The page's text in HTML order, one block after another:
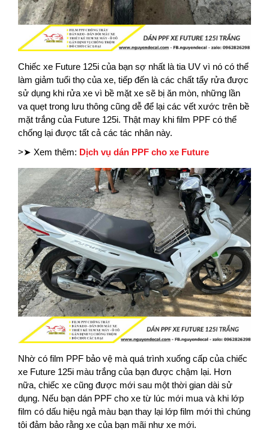
Chiếc xe Future 125i của bạn sợ nhất là tia UV vì nó có thể
làm giảm tuổi thọ của xe, tiếp đến là các chất tẩy rửa được
sử dụng khi rửa xe vì bề mặt xe sẽ bị ăn mòn, những lần
va quẹt trong lưu thông cũng dễ để lại các vết xước trên bề
mặt trắng của Future 125i. Thật may khi film PPF có thể
chống lại được tất cả các tác nhân này.
>➤ Xem thêm: Dịch vụ dán PPF cho xe Future
Nhờ có film PPF bảo vệ mà quá trình xuống cấp của chiếc
xe Future 125i màu trắng của bạn được chậm lại. Hơn
nữa, chiếc xe cũng được mới sau một thời gian dài sử
dụng. Nếu bạn dán PPF cho xe từ lúc mới mua và khi lớp
film có dấu hiệu ngả màu bạn thay lại lớp film mới thì chúng
tôi đảm bảo rằng xe của bạn mãi như xe mới.